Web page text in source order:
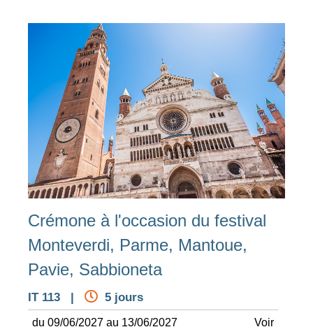
Crémone à l'occasion du festival
Monteverdi, Parme, Mantoue,
Pavie, Sabbioneta
IT 113 | 5 jours
du 09/06/2027 au 13/06/2027 Voir